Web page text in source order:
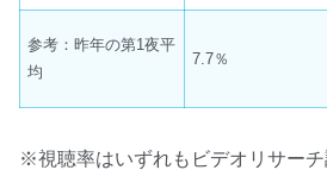
参考：昨年の第1夜平
均
7.7％
※視聴率はいずれもビデオリサー